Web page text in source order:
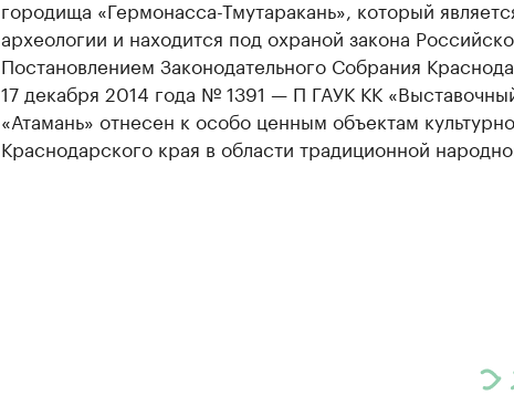
городища «Гермонасса-Тмутаракань», который
археологии и находится под охраной закона
Постановлением Законодательного Собрания
17 декабря 2014 года № 1391 — П ГАУК КК
«Атамань» отнесен к особо ценным объектам
Краснодарского края в области традиционной